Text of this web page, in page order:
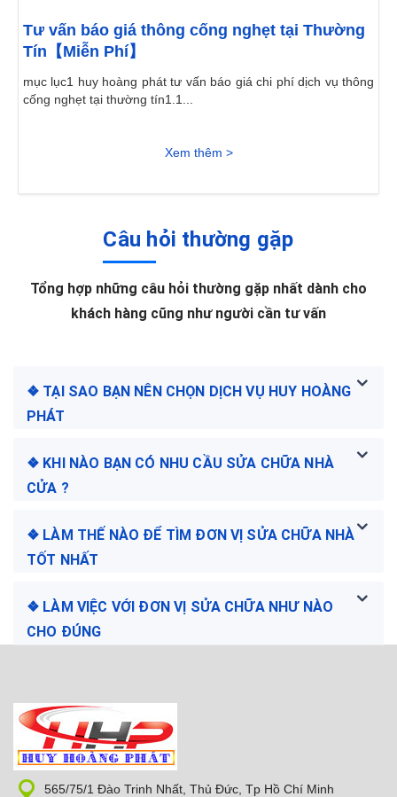
Tư vấn báo giá thông cống nghẹt tại Thường
Tín【Miễn Phí】
mục lục1 huy hoàng phát tư vấn báo giá chi phí dịch vụ thông
cống nghẹt tại thường tín1.1...
Xem thêm >
Câu hỏi thường gặp
Tổng hợp những câu hỏi thường gặp nhất dành cho
khách hàng cũng như người cần tư vấn
❖ TẠI SAO BẠN NÊN CHỌN DỊCH VỤ HUY HOÀNG
PHÁT
❖ KHI NÀO BẠN CÓ NHU CẦU SỬA CHỮA NHÀ
CỬA ?
❖ LÀM THẾ NÀO ĐỂ TÌM ĐƠN VỊ SỬA CHỮA NHÀ
TỐT NHẤT
❖ LÀM VIỆC VỚI ĐƠN VỊ SỬA CHỮA NHƯ NÀO
CHO ĐÚNG
565/75/1 Đào Trinh Nhất, Thủ Đức, Tp Hồ Chí Minh